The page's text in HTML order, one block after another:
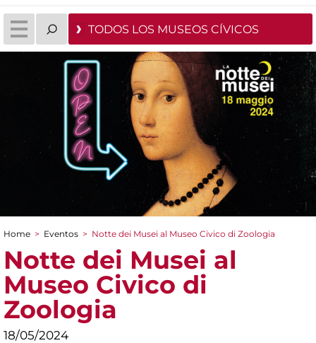
TODOS LOS MUSEOS CÍVICOS
You are here
Home > Eventos > Notte dei Musei al Museo Civico di Zoologia
Notte dei Musei al
Museo Civico di
Zoologia
18/05/2024